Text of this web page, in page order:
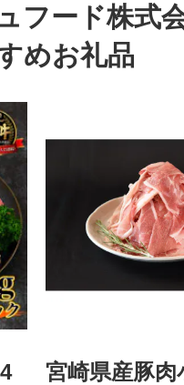
フード株式
めお礼品
宮崎県産豚肉